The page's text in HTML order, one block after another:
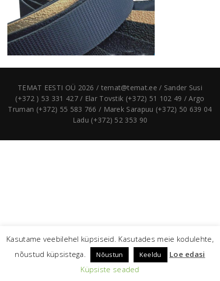
TEMAT EESTI OÜ 2026 / temat@temat.ee / Sander Susi
(+372 ) 53 331 427 / Elar Tovstik (+372) 51 102 49 / Argo
Truman (+372) 55 583 766 / Marek Sarapuu (+372) 50 639 04
Ladu (+372) 52 353 90
Kasutame veebilehel küpsiseid. Kasutades meie kodulehte,
nõustud küpsistega.
Nõustun Keeldu
Loe edasi
Küpsiste seaded